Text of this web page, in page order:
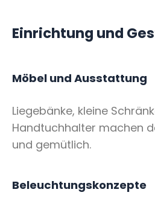
Einrichtung und
Möbel und Ausstattung
Liegebänke, kleine
Handtuchhalter machen
und gemütlich.
Beleuchtungskonzepte